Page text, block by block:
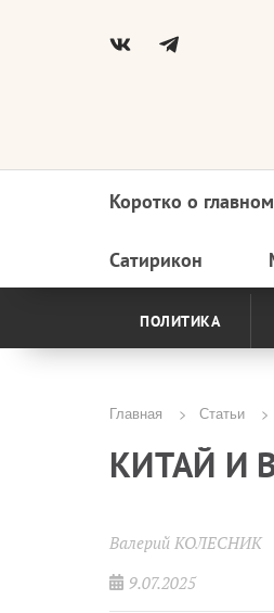
Основная
навигация
Коротко о главном
Сатирикон
ПОЛИТИКА
Строка
навигации
Главная Статьи
КИТАЙ И
Валерий КОЛЕСНИК
9.07.2025